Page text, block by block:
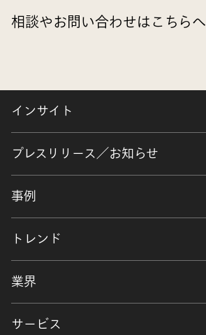
相談やお問い合わせはこちらへ
インサイト
プレスリリース／お知らせ
事例
トレンド
業界
サービス